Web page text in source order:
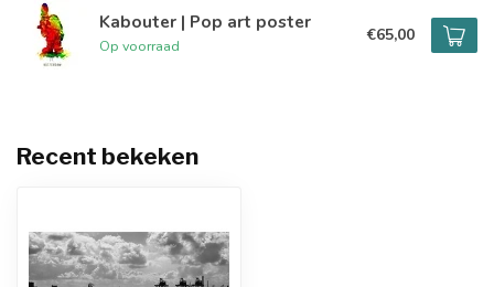
Kabouter | Pop art poster
Op voorraad
€65,00
Recent bekeken